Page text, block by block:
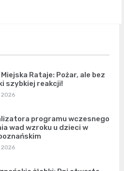
Miejska Rataje: Pożar, ale bez
szybkiej reakcji!
2026
programu wczesnego
wad wzroku u dzieci w
2026